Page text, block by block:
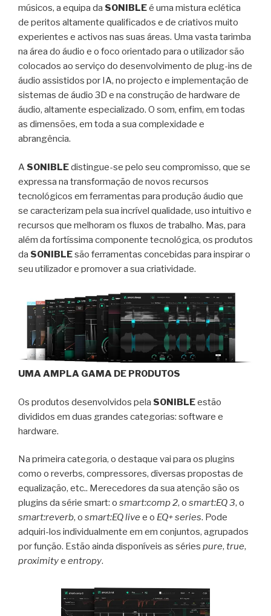
músicos, a equipa da SONIBLEé uma mistura eclética
de peritos altamente qualificados e de criativos muito
experientes e activos nas suas áreas. Uma vasta tarimba
na área do áudio e o foco orientado para o utilizador são
colocados ao serviço do desenvolvimento de plug-ins de
áudio assistidos por IA, no projecto e implementação de
sistemas de áudio 3D e na construção de hardware de
áudio, altamente especializado. O som, enfim, em todas
as dimensões, em toda a sua complexidade e
abrangência.
A SONIBLEdistingue-se pelo seu compromisso, que se
expressa na transformação de novos recursos
tecnológicos em ferramentas para produção áudio que
se caracterizam pela sua incrível qualidade, uso intuitivo e
recursos que melhoram os fluxos de trabalho. Mas, para
além da fortíssima componente tecnológica, os produtos
da SONIBLEsão ferramentas concebidas para inspirar o
seu utilizador e promover a sua criatividade.
UMA AMPLA GAMA DE PRODUTOS
Os produtos desenvolvidos pela SONIBLEestão
divididos em duas grandes categorias: software e
hardware.
Na primeira categoria, o destaque vai para os plugins
como o reverbs, compressores, diversas propostas de
equalização, etc.. Merecedores da sua atenção são os
plugins da série smart: o smart:comp 2, o smart:EQ 3, o
smart:reverb, o smart:EQ live e o EQ+ series. Pode
adquiri-los individualmente em em conjuntos, agrupados
por função. Estão ainda disponíveis as séries pure, true,
proximitye entropy.